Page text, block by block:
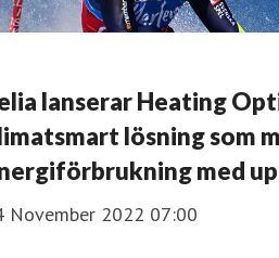
lanserar Heating
lösning som
med
November 2022 07:00